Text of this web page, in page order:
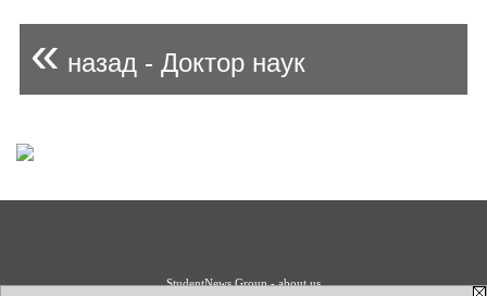
« назад - Доктор наук
StudentNews Group - about us